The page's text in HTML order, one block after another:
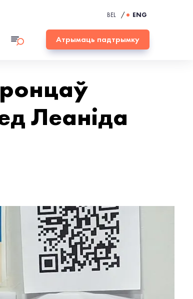
BEL / ENG
Атрымаць падтрымку
Леаніда